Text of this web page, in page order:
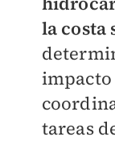
la costa
tareas